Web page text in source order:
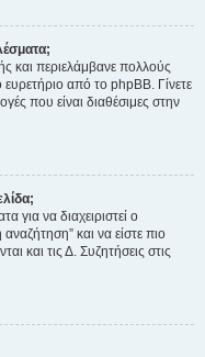
και περιελάμβανε πολλούς
από το phpBB. Γίνετε
που είναι διαθέσιμες στην
για να διαχειριστεί ο
και να είστε πιο
και τις Δ. Συζητήσεις στις